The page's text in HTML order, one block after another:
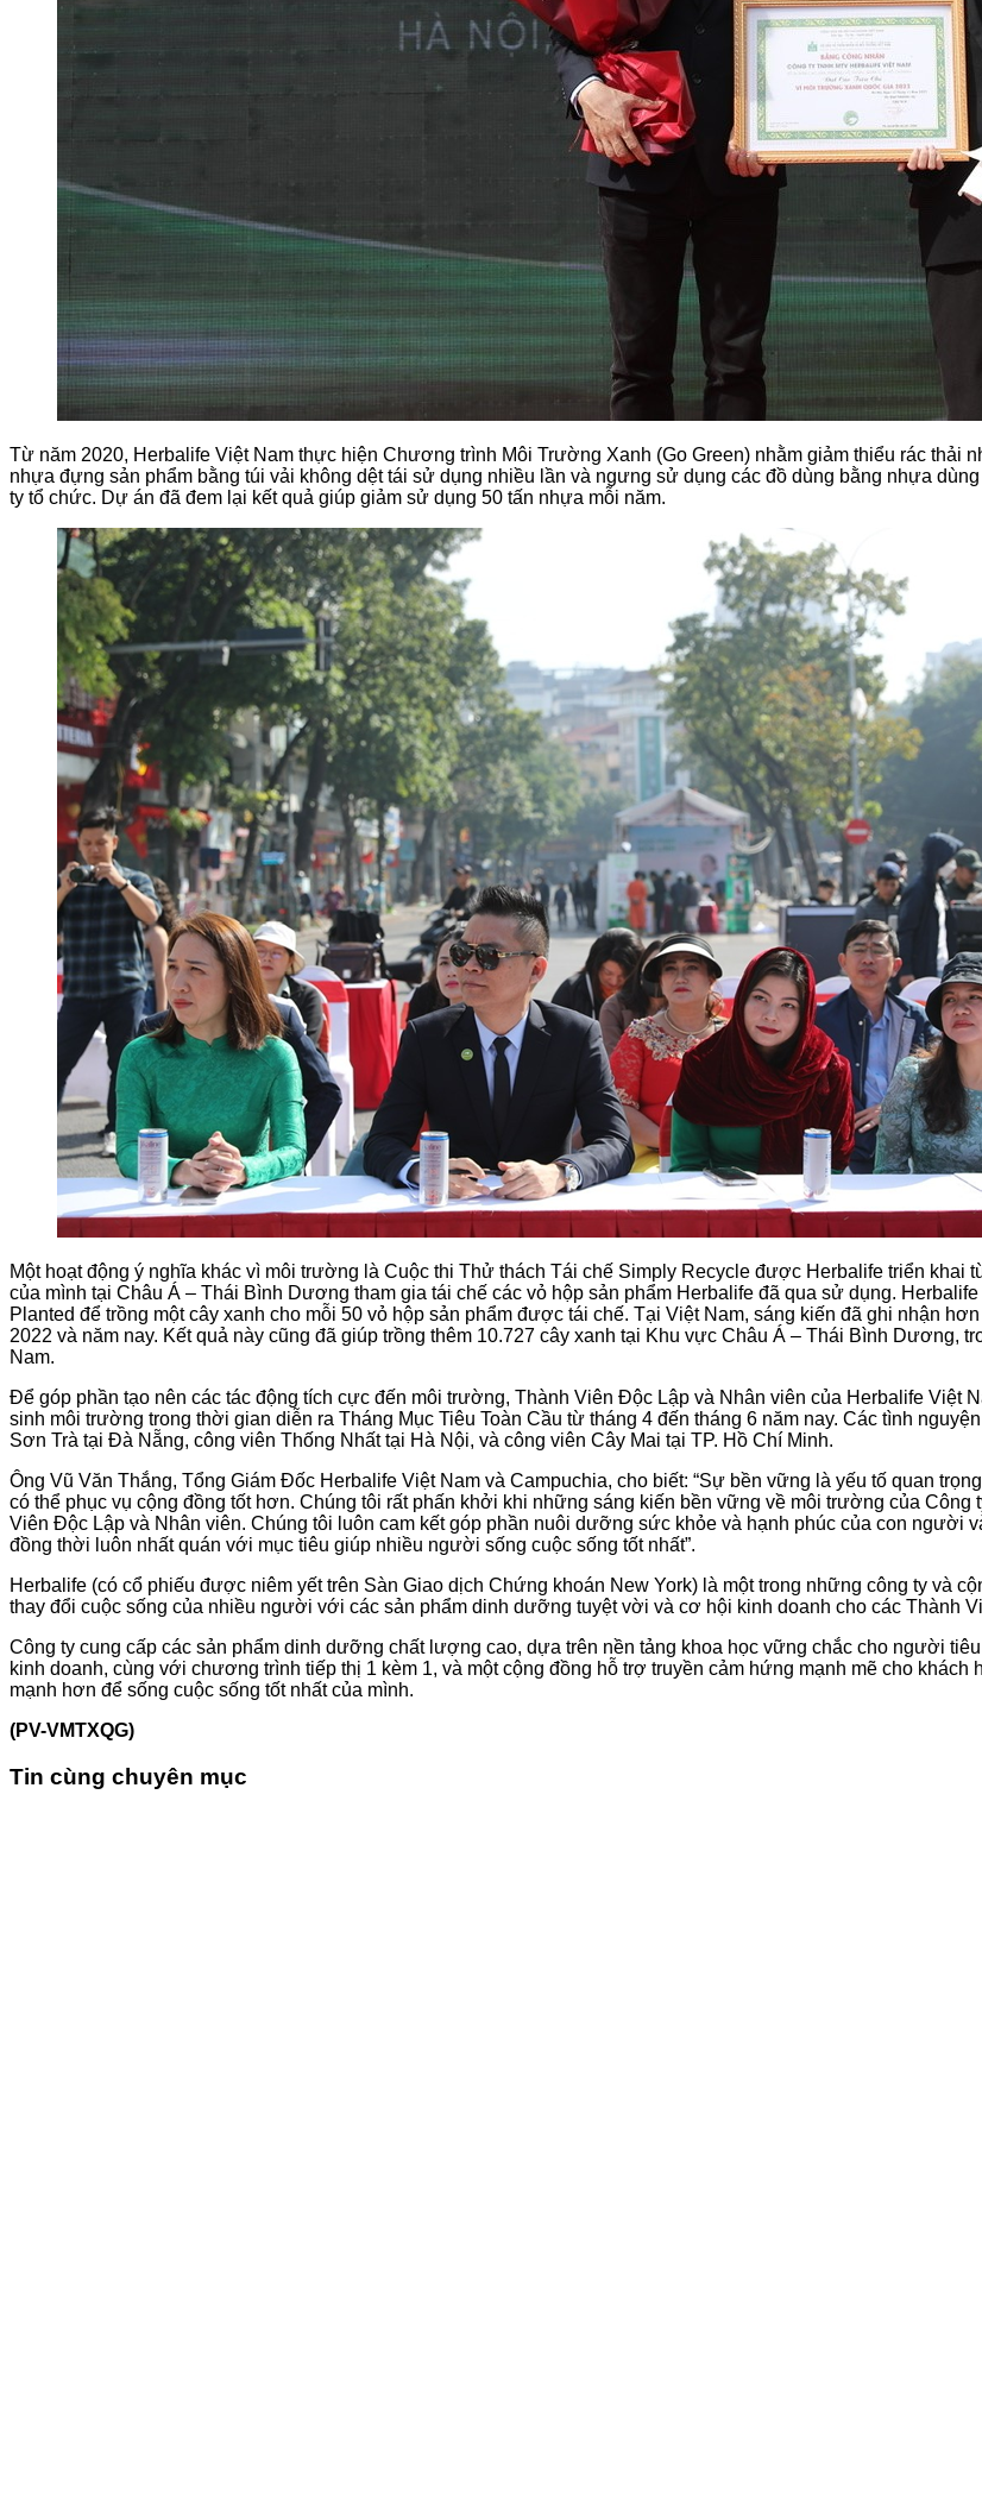
Từ năm 2020, Herbalife Việt Nam thực hiện Chương trình Môi Trường Xanh (Go Green) nhằm giảm thiểu rác thải
nhựa đựng sản phẩm bằng túi vải không dệt tái sử dụng nhiều lần và ngưng sử dụng các đồ dùng bằng nhựa
ty tổ chức. Dự án đã đem lại kết quả giúp giảm sử dụng 50 tấn nhựa mỗi năm.
Một hoạt động ý nghĩa khác vì môi trường là Cuộc thi Thử thách Tái chế Simply Recycle được Herbalife triển khai
của mình tại Châu Á – Thái Bình Dương tham gia tái chế các vỏ hộp sản phẩm Herbalife đã qua sử dụng.
Planted để trồng một cây xanh cho mỗi 50 vỏ hộp sản phẩm được tái chế. Tại Việt Nam, sáng kiến đã ghi nhận
2022 và năm nay. Kết quả này cũng đã giúp trồng thêm 10.727 cây xanh tại Khu vực Châu Á – Thái Bình Dương,
Nam.
Để góp phần tạo nên các tác động tích cực đến môi trường, Thành Viên Độc Lập và Nhân viên của Herbalife Việt
sinh môi trường trong thời gian diễn ra Tháng Mục Tiêu Toàn Cầu từ tháng 4 đến tháng 6 năm nay. Các tình
Sơn Trà tại Đà Nẵng, công viên Thống Nhất tại Hà Nội, và công viên Cây Mai tại TP. Hồ Chí Minh.
Ông Vũ Văn Thắng, Tổng Giám Đốc Herbalife Việt Nam và Campuchia, cho biết: “Sự bền vững là yếu tố quan
có thể phục vụ cộng đồng tốt hơn. Chúng tôi rất phấn khởi khi những sáng kiến bền vững về môi trường của
Viên Độc Lập và Nhân viên. Chúng tôi luôn cam kết góp phần nuôi dưỡng sức khỏe và hạnh phúc của con người
đồng thời luôn nhất quán với mục tiêu giúp nhiều người sống cuộc sống tốt nhất”.
Herbalife (có cổ phiếu được niêm yết trên Sàn Giao dịch Chứng khoán New York) là một trong những công ty và
thay đổi cuộc sống của nhiều người với các sản phẩm dinh dưỡng tuyệt vời và cơ hội kinh doanh cho các Thành
Công ty cung cấp các sản phẩm dinh dưỡng chất lượng cao, dựa trên nền tảng khoa học vững chắc cho người
kinh doanh, cùng với chương trình tiếp thị 1 kèm 1, và một cộng đồng hỗ trợ truyền cảm hứng mạnh mẽ cho
mạnh hơn để sống cuộc sống tốt nhất của mình.
(PV-VMTXQG)
Tin cùng chuyên mục